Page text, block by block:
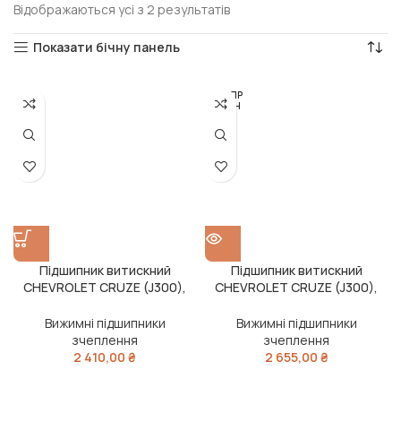
Відображаються усі з 2 результатів
Показати бічну панель
Підшипник витискний
CHEVROLET CRUZE (J300),
LPR)
Вижимні підшипники
зчеплення
2 410,00 ₴
РОЗПР
ОДАН
Підшипник витискний
CHEVROLET CRUZE (J300),
во LPR)
Вижимні підшипники
зчеплення
2 655,00 ₴